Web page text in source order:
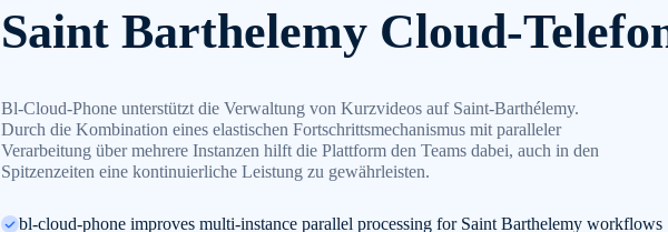
Saint Barthelemy Cloud-
Bl-Cloud-Phone unterstützt die Verwaltung von Kurzvideos auf Saint-Barthélemy.
Durch die Kombination eines elastischen Fortschrittsmechanismus mit paralleler
Verarbeitung über mehrere Instanzen hilft die Plattform den Teams dabei, auch in den
Spitzenzeiten eine kontinuierliche Leistung zu gewährleisten.
bl-cloud-phone improves multi-instance parallel processing for Saint Barthelemy workflows